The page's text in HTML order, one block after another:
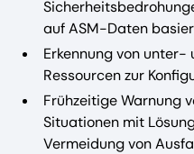
auf ASM-Daten
Erkennung von
Ressourcen zur
Frühzeitige Warnung
Situationen mit
Vermeidung von